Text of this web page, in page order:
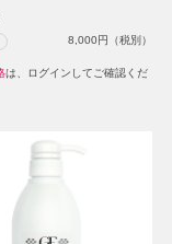
8,000円（税別）
は、ログインしてご確認くだ